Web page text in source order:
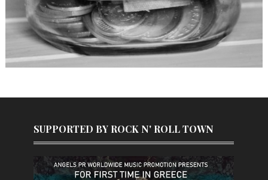
SUPPORTED BY ROCK N' ROLL TOWN